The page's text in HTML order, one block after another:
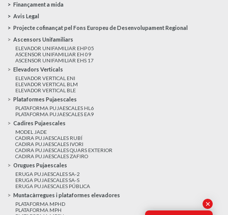
Finançament a mida
Avis Legal
Projecte cofinançat pel Fons Europeu de Desenvolupament Regional
Ascensors Unifamiliars
ELEVADOR UNIFAMILIAR EHP 05
ASCENSOR UNIFAMILIAR EH 09
ASCENSOR UNIFAMILIAR EHS 17
Elevadors Verticals
ELEVADOR VERTICAL ENI
ELEVADOR VERTICAL BLM
ELEVADOR VERTICAL BLE
Plataformes Pujaescales
PLATAFORMA PUJAESCALES HL6
PLATAFORMA PUJAESCALES EA9
Cadires Pujaescales
MODEL JADE
CADIRA PUJAESCALES RUBÍ
CADIRA PUJAESCALES IVORI
CADIRA PUJAESCALES QUARS EXTERIOR
CADIRA PUJAESCALES ZAFIRO
Orugues Pujaescales
ERUGA PUJAESCALES SA-2
ERUGA PUJAESCALES SA-S
ERUGA PUJAESCALES PÚBLICA
Muntacàrregues i plataformes elevadores
PLATAFORMA MPHD
PLATAFORMA MPH
✕